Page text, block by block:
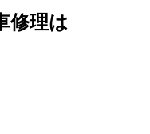
修理は